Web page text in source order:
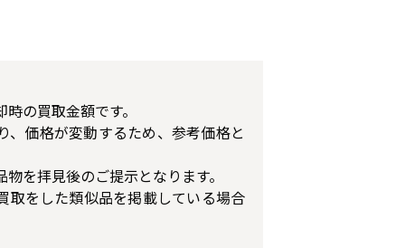
の買取金額です。
、価格が変動するため、参考価格と
を拝見後のご提示となります。
取をした類似品を掲載している場合